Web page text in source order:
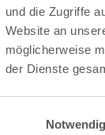
und die Zugriffe
Website an
möglicherweise
der Dienste
Notwendig